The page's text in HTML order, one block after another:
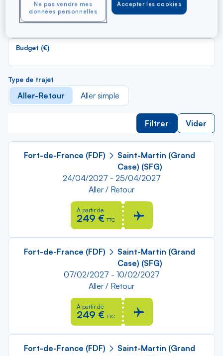
Vers
Saint-Martin (Grand Case)
Budget (€)
Type de trajet
Aller-Retour Aller simple
Filtrer Vider
Fort-de-France (FDF)
Saint-Martin (Grand
Case) (SFG)
24/04/2027 - 25/04/2027
Aller / Retour
À partir de
249 € TTC
Fort-de-France (FDF)
Saint-Martin (Grand
Case) (SFG)
07/02/2027 - 10/02/2027
Aller / Retour
À partir de
249 € TTC
Fort-de-France (FDF)
Saint-Martin (Grand
Accepter les cookies
Ne pas vendre mes
données personnelles